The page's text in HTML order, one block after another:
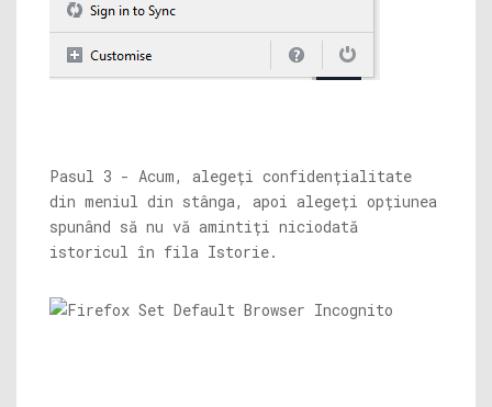
Pasul 3 - Acum, alegeți confidențialitate
din meniul din stânga, apoi alegeți opțiunea
spunând să nu vă amintiți niciodată
istoricul în fila Istorie.